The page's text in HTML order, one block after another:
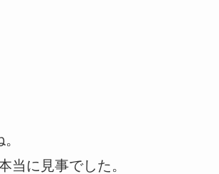
に見事でした。